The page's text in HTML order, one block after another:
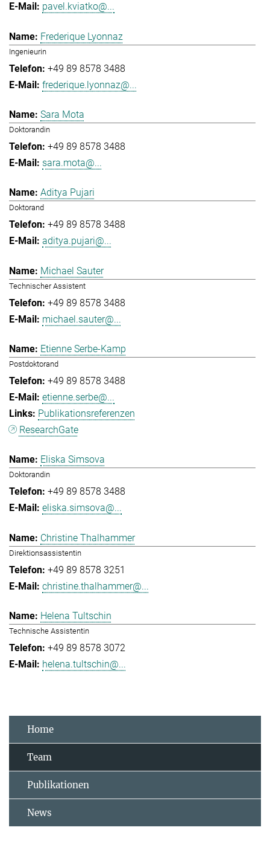
pavel.kviatko@...
Frederique Lyonnaz
Ingenieurin
+49 89 8578 3488
frederique.lyonnaz@...
Sara Mota
Doktorandin
+49 89 8578 3488
sara.mota@...
Aditya Pujari
Doktorand
+49 89 8578 3488
aditya.pujari@...
Michael Sauter
Technischer Assistent
+49 89 8578 3488
michael.sauter@...
Etienne Serbe-Kamp
Postdoktorand
+49 89 8578 3488
etienne.serbe@...
Publikationsreferenzen
ResearchGate
Eliska Simsova
Doktorandin
+49 89 8578 3488
eliska.simsova@...
Christine Thalhammer
Direktionsassistentin
+49 89 8578 3251
christine.thalhammer@...
Helena Tultschin
Technische Assistentin
+49 89 8578 3072
helena.tultschin@...
Home
Team
Publikationen
News